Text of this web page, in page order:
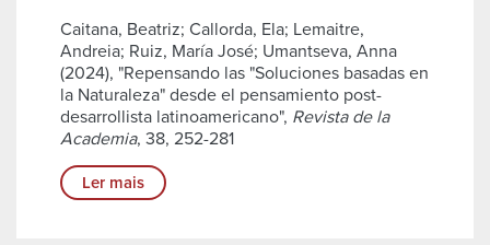
Caitana, Beatriz; Callorda, Ela; Lemaitre,
Andreia; Ruiz, María José; Umantseva, Anna
(2024), "Repensando las "Soluciones basadas en
la Naturaleza" desde el pensamiento post-
desarrollista latinoamericano", Revista de la
Academia, 38, 252-281
Ler mais